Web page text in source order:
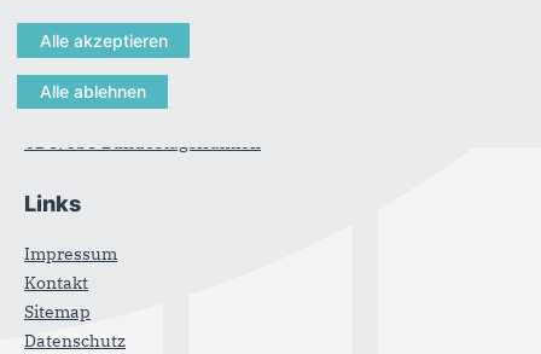
CDU Baden-Württemberg
CDU Landtagsfraktion BW
CDU Deutschlands
CDU/CSU Bundestagsfraktion
Links
Impressum
Kontakt
Sitemap
Datenschutz